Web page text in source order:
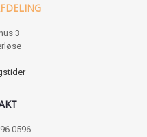
3
0596